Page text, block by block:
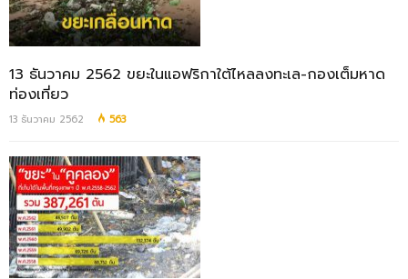
13 ธันวาคม 2562 ขยะในแอฟริกาใต้ไหลลงทะเล-กองเต็มหาด
ท่องเที่ยว
13 ธันวาคม 2562 563